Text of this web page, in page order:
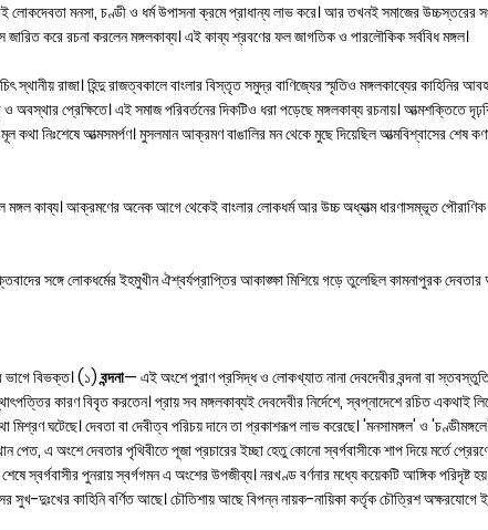
লোকদেবতা মনসা, চণ্ডী ও ধর্ম উপাসনা ক্রমে প্রাধান্য লাভ করে। আর তখনই সমাজের উচ্চস্তরের
জারিত করে রচনা করলেন মঙ্গলকাব্য। এই কাব্য শ্রবণের ফল জাগতিক ও পারলৌকিক সর্ববিধ মঙ্গল।
স্থানীয় রাজা। হিন্দু রাজত্বকালে বাংলার বিস্তৃত সমুদ্র বাণিজ্যের স্মৃতিও মঙ্গলকাব্যের কাহিনির
অবস্থার প্রেক্ষিতে। এই সমাজ পরিবর্তনের দিকটিও ধরা পড়েছে মঙ্গলকাব্য রচনায়। আত্মশক্তিতে
নিঃশেষে আত্মসমর্পণ। মুসলমান আক্রমণ বাঙালির মন থেকে মুছে দিয়েছিল আত্মবিশ্বাসের শেষ
কাব্য। আক্রমণের অনেক আগে থেকেই বাংলার লোকধর্ম আর উচ্চ অধ্যাত্ম ধারণাসম্ভূত পৌরাণিক
সঙ্গে লোকধর্মের ইহমুখীন ঐশ্বর্যপ্রাপ্তির আকাঙ্ক্ষা মিশিয়ে গড়ে তুলেছিল কামনাপুরক
ভাগে বিভক্ত। (১)বন্দনা— এই অংশে পুরাণ প্রসিদ্ধ ও লোকখ্যাত নানা দেবদেবীর বন্দনা বা
কারণ বিবৃত করতেন। প্রায় সব মঙ্গলকাব্যই দেবদেবীর নির্দেশে, স্বপ্নাদেশে রচিত একথাই
ঘটেছে। দেবতা বা দেবীত্ব পরিচয় দানে তা প্রকাশরূপ লাভ করেছে। 'মনসামঙ্গল' ও
এ অংশে দেবতার পৃথিবীতে পূজা প্রচারের ইচ্ছা হেতু কোনো স্বর্গবাসীকে শাপ দিয়ে মর্তে
স্বর্গবাসীর পুনরায় স্বর্গগমন এ অংশের উপজীব্য। নরখণ্ড বর্ণনার মধ্যে কয়েকটি আঙ্গিক পরিদৃষ্ট
সুখ-দুঃখের কাহিনি বর্ণিত আছে। চৌতিশায় আছে বিপন্ন নায়ক-নায়িকা কর্তৃক চৌত্রিশ অক্ষরযোগে